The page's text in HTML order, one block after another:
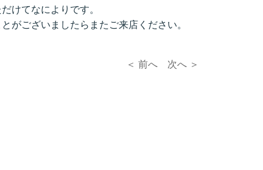
けてなによりです。
がございましたらまたご来店ください。
＜ 前へ 次へ ＞